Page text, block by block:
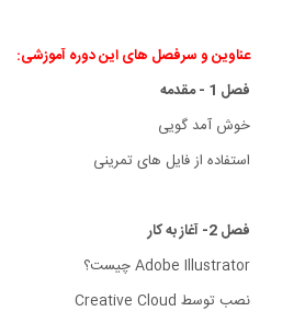
عناوین و سرفصل های این دوره آموزشی:
فصل 1 - مقدمه
خوش آمد گویی
استفاده از فایل های تمرینی
فصل 2- آغاز به کار
Adobe Illustrator چیست؟
نصب توسط Creative Cloud